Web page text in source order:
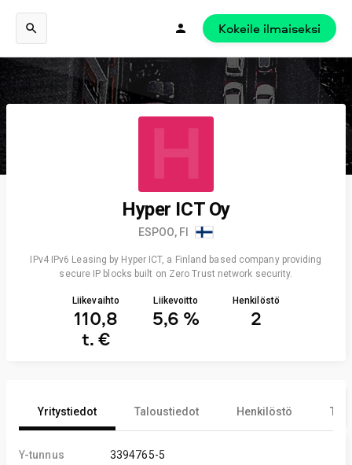
Kokeile ilmaiseksi
H
Hyper ICT Oy
ESPOO, FI
IPv4 IPv6 Leasing by Hyper ICT, a Finland based company providing
secure IP blocks built on Zero Trust network security.
Liikevaihto
110,8
t. €
Liikevoitto
5,6 %
Henkilöstö
2
Yritystiedot Taloustiedot Henkilöstö
Y-tunnus
3394765-5